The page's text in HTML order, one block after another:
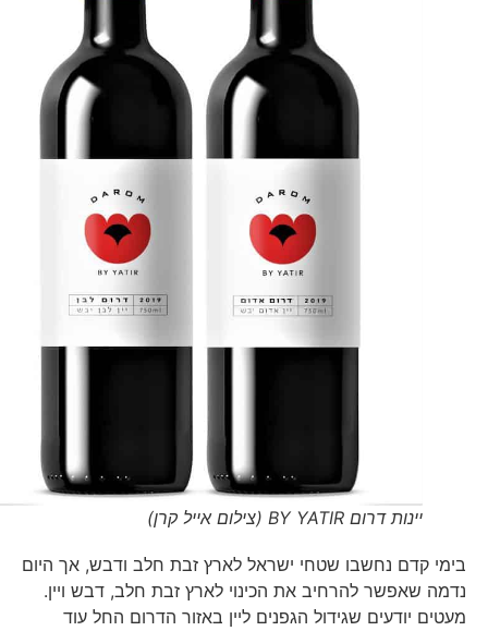
יינות דרום BY YATIR (צילום אייל קרן)
בימי קדם נחשבו שטחי ישראל לארץ זבת חלב ודבש, אך היום
נדמה שאפשר להרחיב את הכינוי לארץ זבת חלב, דבש ויין.
מעטים יודעים שגידול הגפנים ליין באזור הדרום החל עוד